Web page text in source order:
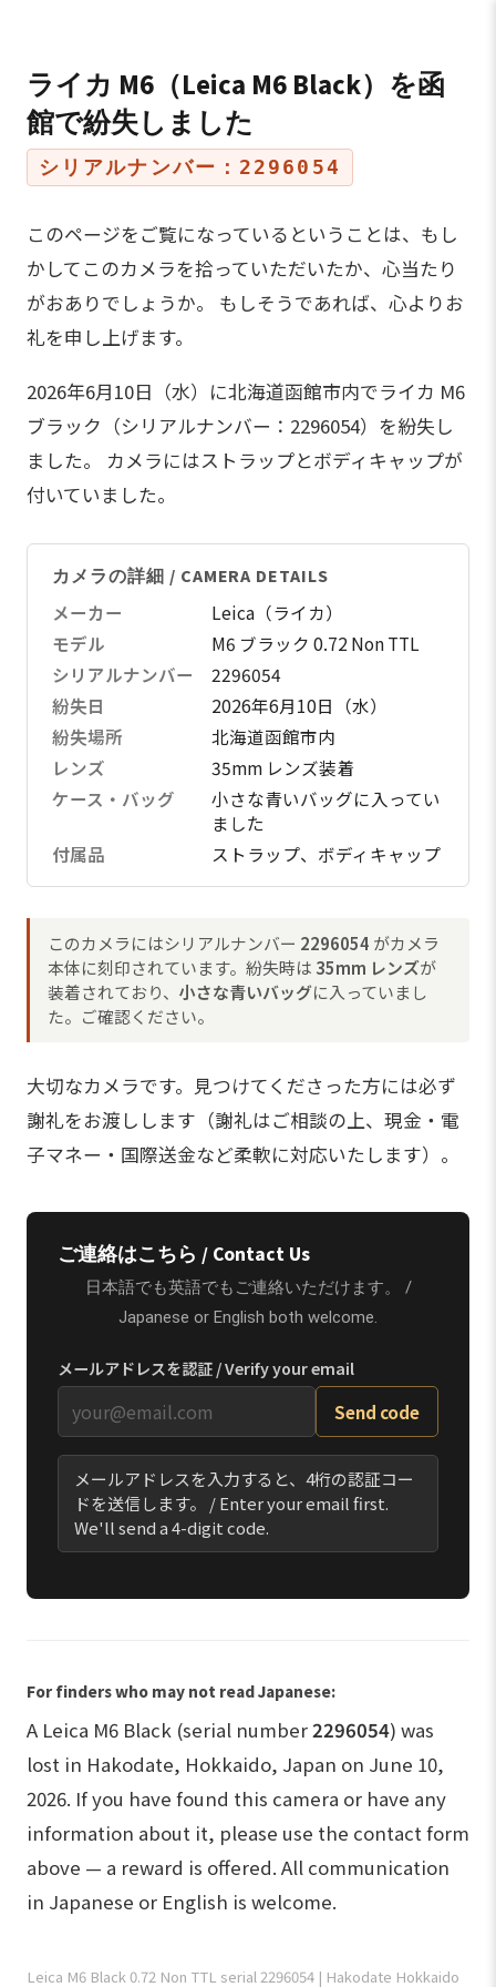
ライカ M6（Leica M6 Black）を函
館で紛失しました
シリアルナンバー：2296054
このページをご覧になっているということは、もし
かしてこのカメラを拾っていただいたか、心当たり
がおありでしょうか。 もしそうであれば、心よりお
礼を申し上げます。
2026年6月10日（水）に北海道函館市内でライカ M6
ブラック（シリアルナンバー：2296054）を紛失し
ました。 カメラにはストラップとボディキャップが
付いていました。
カメラの詳細 / CAMERA DETAILS
メーカー
Leica（ライカ）
モデル
M6 ブラック 0.72 Non TTL
シリアルナンバー
2296054
紛失日
2026年6月10日（水）
紛失場所
北海道函館市内
レンズ
35mm レンズ装着
ケース・バッグ
小さな青いバッグに入ってい
ました
付属品
ストラップ、ボディキャップ
このカメラにはシリアルナンバー 2296054 がカメラ
本体に刻印されています。紛失時は 35mm レンズが
装着されており、 小さな青いバッグに入っていまし
た。ご確認ください。
大切なカメラです。見つけてくださった方には必ず
謝礼をお渡しします（謝礼はご相談の上、現金・電
子マネー・国際送金など柔軟に対応いたします）。
ご連絡はこちら / Contact Us
日本語でも英語でもご連絡いただけます。 /
Japanese or English both welcome.
メールアドレスを認証 / Verify your email
Send code
メールアドレスを入力すると、4桁の認証コー
ドを送信します。 / Enter your email first.
We'll send a 4-digit code.
For finders who may not read Japanese:
A Leica M6 Black (serial number2296054) was
lost in Hakodate, Hokkaido, Japan on June 10,
2026. If you have found this camera or have any
information about it, please use the contact form
above — a reward is offered. All communication
in Japanese or English is welcome.
Leica M6 Black 0.72 Non TTL serial 2296054 | Hakodate Hokkaido